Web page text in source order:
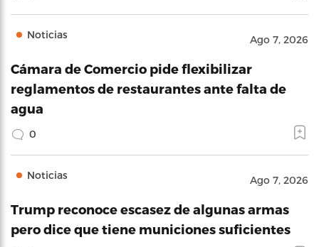
Noticias Ago 7, 2026
Cámara de Comercio pide flexibilizar
reglamentos de restaurantes ante falta de
agua
0
Noticias Ago 7, 2026
Trump reconoce escasez de algunas armas
pero dice que tiene municiones suficientes